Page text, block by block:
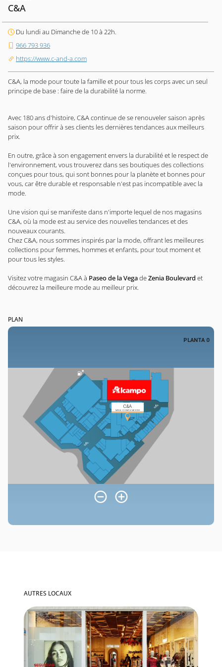
C&A
Du lundi au Dimanche de 10 à 22h.
966 793 936
https://www.c-and-a.com
C&A, la mode pour toute la famille et pour tous les corps avec un seul
principe de base : faire de la durabilité la norme.
Avec 180 ans d'histoire, C&A continue de se renouveler saison après
saison pour offrir à ses clients les dernières tendances aux meilleurs
prix.
En outre, grâce à son engagement envers la durabilité et le respect de
l'environnement, vous trouverez dans ses boutiques des collections
conçues pour tous, qui sont bonnes pour la planète et bonnes pour
vous, car être durable et responsable n'est pas incompatible avec la
mode.
Une vision qui se manifeste dans n'importe lequel de nos magasins
C&A, où la mode est au service des nouvelles tendances et des
nouveaux courants.
Chez C&A, nous sommes inspirés par la mode, offrant les meilleures
collections pour femmes, hommes et enfants, pour tout moment et
pour tous les styles.
Visitez votre magasin C&A à Paseo de la VegadeZenia Boulevard et
découvrez la meilleure mode au meilleur prix.
PLAN
AUTRES LOCAUX